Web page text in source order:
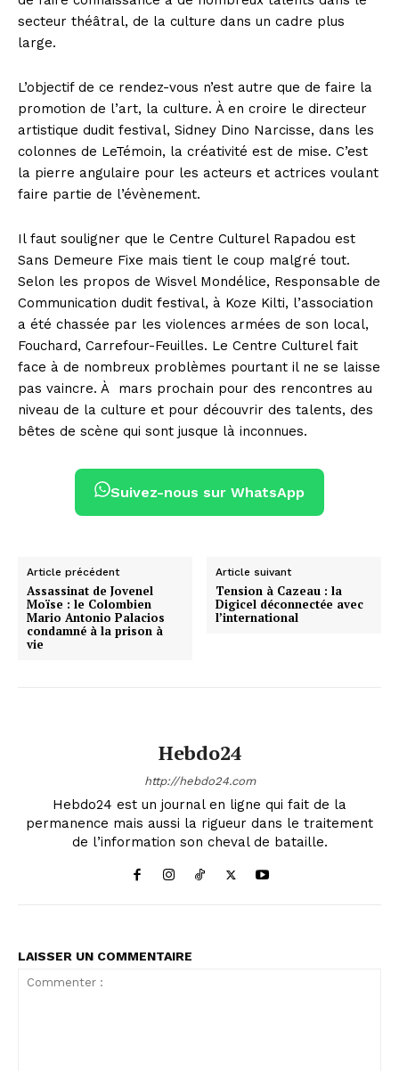
secteur théâtral, de la culture dans un cadre plus
large.
L’objectif de ce rendez-vous n’est autre que de faire la
promotion de l’art, la culture. À en croire le directeur
artistique dudit festival, Sidney Dino Narcisse, dans les
colonnes de LeTémoin, la créativité est de mise. C’est
la pierre angulaire pour les acteurs et actrices voulant
faire partie de l’évènement.
Il faut souligner que le Centre Culturel Rapadou est
Sans Demeure Fixe mais tient le coup malgré tout.
Selon les propos de Wisvel Mondélice, Responsable de
Communication dudit festival, à Koze Kilti, l’association
a été chassée par les violences armées de son local,
Fouchard, Carrefour-Feuilles. Le Centre Culturel fait
face à de nombreux problèmes pourtant il ne se laisse
pas vaincre. À
mars prochain pour des rencontres au
niveau de la culture et pour découvrir des talents, des
bêtes de scène qui sont jusque là inconnues.
Suivez-nous sur WhatsApp
Article précédent
Assassinat de Jovenel
Moïse : le Colombien
Mario Antonio Palacios
condamné à la prison à
vie
Article suivant
Tension à Cazeau : la
Digicel déconnectée avec
l’international
Hebdo24
http://hebdo24.com
Hebdo24 est un journal en ligne qui fait de la
permanence mais aussi la rigueur dans le traitement
de l’information son cheval de bataille.
LAISSER UN COMMENTAIRE